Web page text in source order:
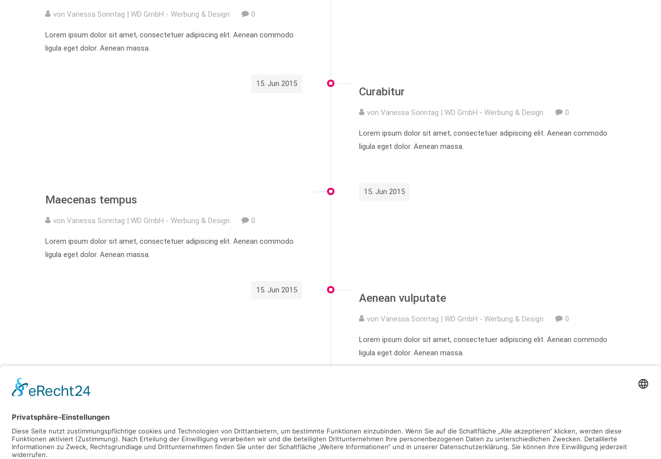
von Vanessa Sonntag | WD GmbH - Werbung & Design 0
Lorem ipsum dolor sit amet, consectetuer adipiscing elit. Aenean commodo
ligula eget dolor. Aenean massa.
15. Jun 2015
Curabitur
von Vanessa Sonntag | WD GmbH - Werbung & Design 0
Lorem ipsum dolor sit amet, consectetuer adipiscing elit. Aenean commodo
ligula eget dolor. Aenean massa.
15. Jun 2015
Maecenas tempus
von Vanessa Sonntag | WD GmbH - Werbung & Design 0
Lorem ipsum dolor sit amet, consectetuer adipiscing elit. Aenean commodo
ligula eget dolor. Aenean massa.
15. Jun 2015
Aenean vulputate
von Vanessa Sonntag | WD GmbH - Werbung & Design 0
Lorem ipsum dolor sit amet, consectetuer adipiscing elit. Aenean commodo
ligula eget dolor. Aenean massa.
Der Eintrag "13694" existiert leider nicht.